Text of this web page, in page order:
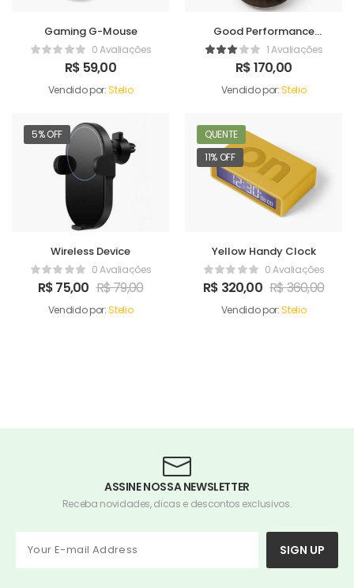
Gaming G-Mouse
0 Avaliações
R$ 59,00
Vendido por:Stelio
Good Performance
Humidifer1 Avaliações
R$170,00
Vendido por:Stelio
5% OFF
Wireless Device
0 Avaliações
R$75,00 R$79,00
Vendido por:Stelio
QUENTE
11% OFF
Yellow Handy Clock
0 Avaliações
R$ 320,00 R$360,00
Vendido por:Stelio
ASSINE NOSSA NEWSLETTER
Receba novidades, dicas e descontos exclusivos.
SIGN UP